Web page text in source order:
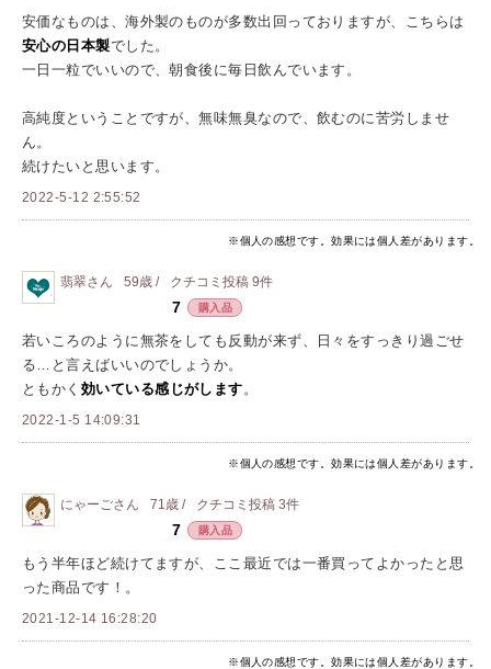
安価なものは、海外製のものが多数出回っておりますが、こちらは
安心の日本製でした。
一日一粒でいいので、朝食後に毎日飲んでいます。
高純度ということですが、無味無臭なので、飲むのに苦労しませ
ん。
続けたいと思います。
2022-5-12 2:55:52
※個人の感想です。効果には個人差があります。
翡翠さん 59歳 / クチコミ投稿 9件
7 購入品
若いころのように無茶をしても反動が来ず、日々をすっきり過ごせ
る…と言えばいいのでしょうか。
ともかく 効いている感じがします 。
2022-1-5 14:09:31
※個人の感想です。効果には個人差があります。
にゃーごさん 71歳 / クチコミ投稿 3件
7 購入品
もう半年ほど続けてますが、ここ最近では一番買ってよかったと思
った商品です！。
2021-12-14 16:28:20
※個人の感想です。効果には個人差があります。